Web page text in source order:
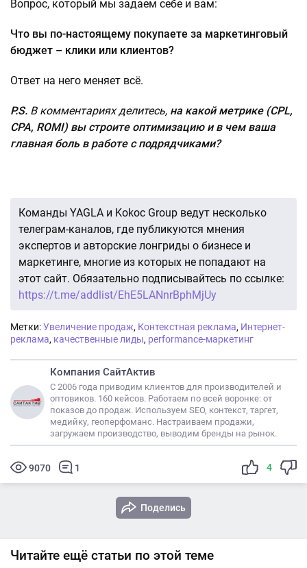
Вопрос, который мы задаем себе и вам:
Что вы по-настоящему покупаете за маркетинговый
бюджет – клики или клиентов?
Ответ на него меняет всё.
P.S. В комментариях делитесь, на какой метрике (CPL,
CPA, ROMI) вы строите оптимизацию и в чем ваша
главная боль в работе с подрядчиками?
Команды YAGLA и Kokoc Group ведут несколько
телеграм-каналов, где публикуются мнения
экспертов и авторские лонгриды о бизнесе и
маркетинге, многие из которых не попадают на
этот сайт. Обязательно подписывайтесь по ссылке:
https://t.me/addlist/EhE5LANnrBphMjUy
Метки:Увеличение продаж, Контекстная реклама, Интернет-
реклама, качественные лиды, performance-маркетинг
Компания СайтАктив
С 2006 года приводим клиентов для производителей и
оптовиков. 160 кейсов. Работаем по всей воронке: от
показов до продаж. Используем SEO, контекст, таргет,
медийку, геоперфоманс. Настраиваем продажи,
загружаем производство, выводим бренды на рынок.
9070 1 4
Поделись
Читайте ещё статьи по этой теме